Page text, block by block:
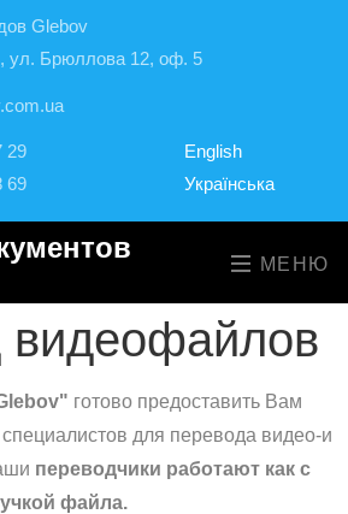
Glebov
ул. Брюллова 12, оф. 5
29
69
English
Українська
МЕНЮ
видеофайлов
готово предоставить Вам
для перевода видео-и
переводчики работают как с
файла.